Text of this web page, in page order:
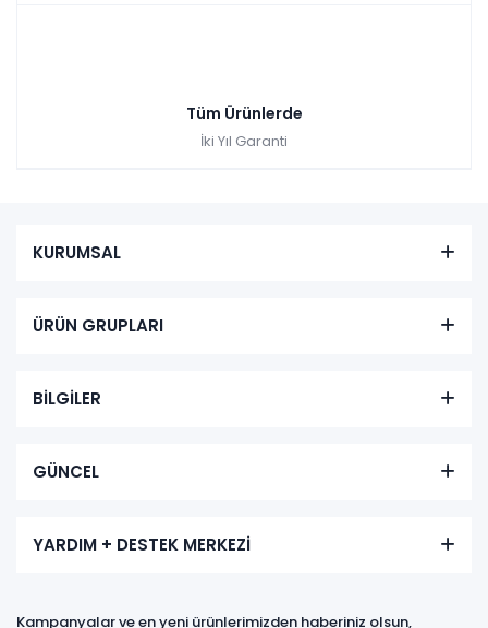
Tüm Ürünlerde
İki Yıl Garanti
KURUMSAL
ÜRÜN GRUPLARI
BİLGİLER
GÜNCEL
YARDIM + DESTEK MERKEZİ
Kampanyalar ve en yeni ürünlerimizden haberiniz olsun,